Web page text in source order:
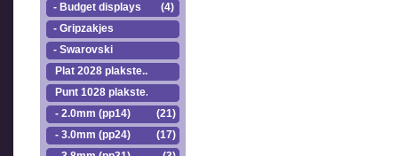
- Budget displays
(4)
- Gripzakjes
- Swarovski
Plat 2028 plakste..
Punt 1028 plakste..
- 2.0mm (pp14)
(21)
- 3.0mm (pp24)
(17)